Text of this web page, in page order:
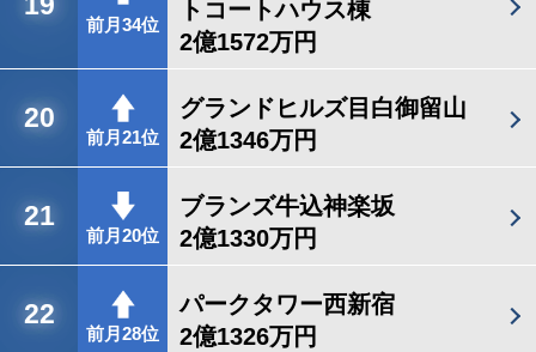
前月34位
トコートハウス棟
2億1572万円
20
前月21位
グランドヒルズ目白御留山
2億1346万円
21
前月20位
ブランズ牛込神楽坂
2億1330万円
22
前月28位
パークタワー西新宿
2億1326万円